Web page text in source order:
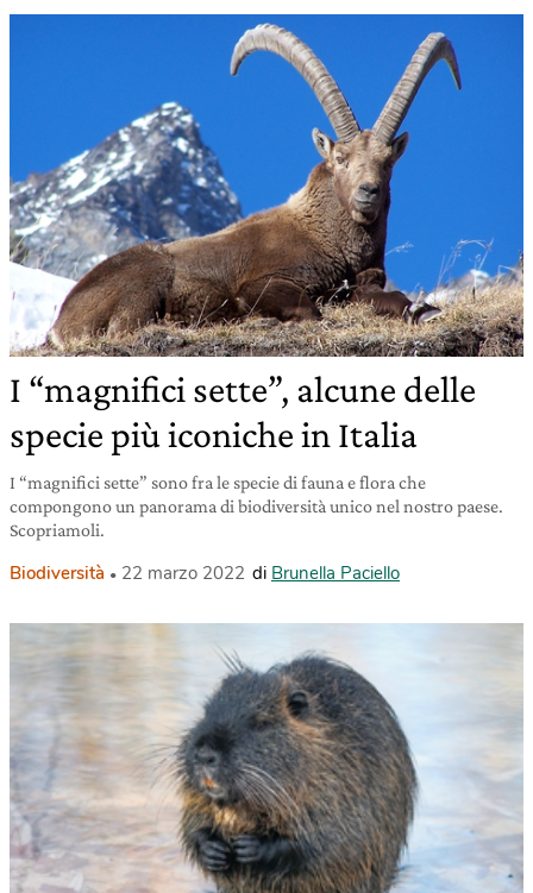
I “magnifici sette”, alcune delle
specie più iconiche in Italia
I “magnifici sette” sono fra le specie di fauna e flora che
compongono un panorama di biodiversità unico nel nostro paese.
Scopriamoli.
Biodiversità 22 marzo 2022 di Brunella Paciello